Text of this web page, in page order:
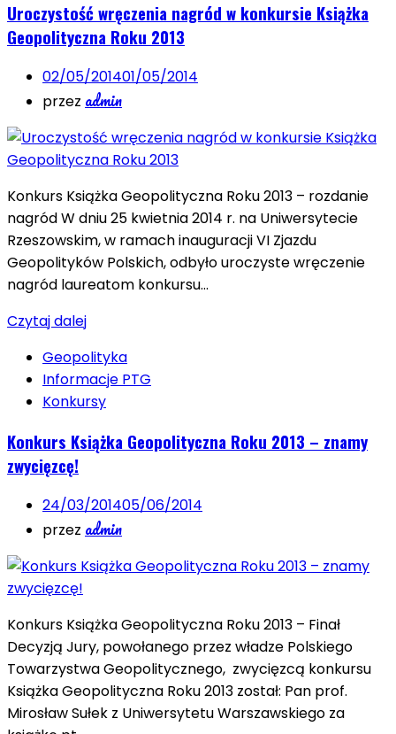
Uroczystość wręczenia nagród w konkursie Książka
Geopolityczna Roku 2013
02/05/201401/05/2014
przez admin
Konkurs Książka Geopolityczna Roku 2013 – rozdanie
nagród W dniu 25 kwietnia 2014 r. na Uniwersytecie
Rzeszowskim, w ramach inauguracji VI Zjazdu
Geopolityków Polskich, odbyło uroczyste wręczenie
nagród laureatom konkursu…
Czytaj dalej
Geopolityka
Informacje PTG
Konkursy
Konkurs Książka Geopolityczna Roku 2013 – znamy
zwycięzcę!
24/03/201405/06/2014
przez admin
Konkurs Książka Geopolityczna Roku 2013 – Finał
Decyzją Jury, powołanego przez władze Polskiego
Towarzystwa Geopolitycznego, zwycięzcą konkursu
Książka Geopolityczna Roku 2013 został: Pan prof.
Mirosław Sułek z Uniwersytetu Warszawskiego za